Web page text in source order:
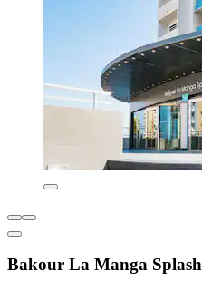
Bakour La Manga Splash